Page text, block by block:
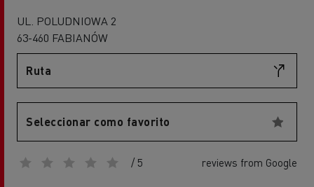
UL. POLUDNIOWA 2
63-460 FABIANÓW
Ruta
Seleccionar como favorito
/ 5 reviews from Google